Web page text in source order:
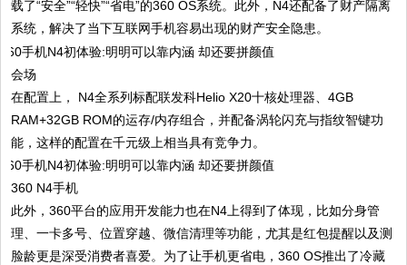
载了“安全”“轻快”“省电”的360 OS系统。此外，N4还配备了财产隔离
系统，解决了当下互联网手机容易出现的财产安全隐患。
会场
在配置上， N4全系列标配联发科Helio X20十核处理器、4GB
RAM+32GB ROM的运存/内存组合，并配备涡轮闪充与指纹智键功
能，这样的配置在千元级上相当具有竞争力。
360 N4手机
此外，360平台的应用开发能力也在N4上得到了体现，比如分身管
理、一卡多号、位置穿越、微信清理等功能，尤其是红包提醒以及测
脸龄更是深受消费者喜爱。为了让手机更省电，360 OS推出了冷藏